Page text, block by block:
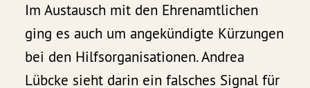
Im Austausch mit den Ehrenamtlichen
ging es auch um angekündigte Kürzungen
bei den Hilfsorganisationen. Andrea
Lübcke sieht darin ein falsches Signal für